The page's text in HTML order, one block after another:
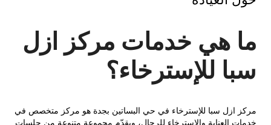
هي خدمات مركز ازل
للإسترخاء؟
ازل سبا للإسترخاء في حي البساتين بجدة هو مركز متخصص في
العناية والاسترخاء للرجال، ويقدّم مجموعة متنوعة من جلسات